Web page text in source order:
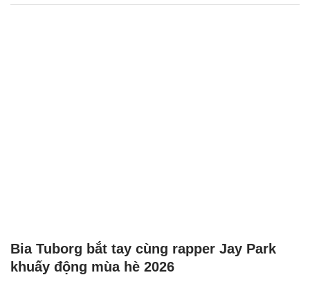
Bia Tuborg bắt tay cùng rapper Jay Park
khuấy động mùa hè 2026